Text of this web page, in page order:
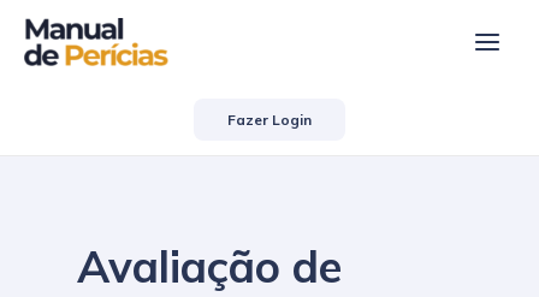
para
Fazer Login
Avaliação de
Paginação
de